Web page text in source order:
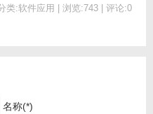
类:软件应用 | 浏览:743 | 评论:0
名称(*)